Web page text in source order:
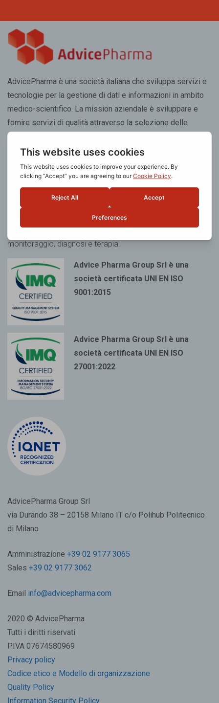
AdvicePharma è una società italiana che sviluppa servizi e
tecnologie per la gestione di dati e informazioni in ambito
medico-scientifico. La mission aziendale è sviluppare e
fornire servizi di qualità attraverso la selezione delle
migliori risorse tecnologiche e professionali.
società certificata UNI EN ISO
13485:2016per l’erogazione del
servizio di progettazione, sviluppo e
testing conto terzi di dispositivi
medicisoftware standalone con destinazione d’uso
monitoraggio, diagnosi e terapia.
Advice Pharma Group Srl è una
società certificata UNI EN ISO
9001:2015
Advice Pharma Group Srl è una
società certificata UNI EN ISO
27001:2022
AdvicePharma Group Srl
via Durando 38 – 20158 Milano IT c/o Polihub Politecnico
di Milano
Amministrazione +39 02 9177 3065
Sales +39 02 9177 3062
Email info@advicepharma.com
2020 © AdvicePharma
Tutti i diritti riservati
P.IVA 07674580969
Privacy policy
Codice etico e Modello di organizzazione
Quality Policy
Information Security Policy